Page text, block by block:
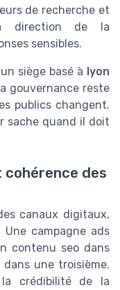
de recherche et
direction de la
sensibles.
siège basé à lyon
gouvernance reste
publics changent.
sache quand il doit
des
canaux digitaux,
Une campagne ads
contenu seo dans
une troisième.
crédibilité de la